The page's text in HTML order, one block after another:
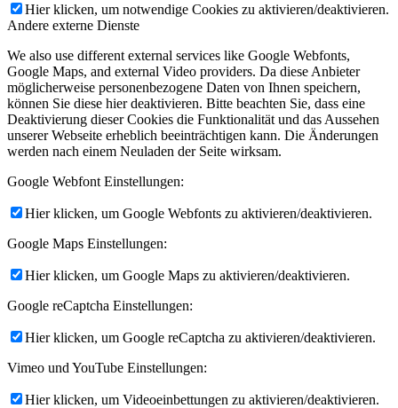
Hier klicken, um notwendige Cookies zu aktivieren/deaktivieren.
Andere externe Dienste
We also use different external services like Google Webfonts,
Google Maps, and external Video providers. Da diese Anbieter
möglicherweise personenbezogene Daten von Ihnen speichern,
können Sie diese hier deaktivieren. Bitte beachten Sie, dass eine
Deaktivierung dieser Cookies die Funktionalität und das Aussehen
unserer Webseite erheblich beeinträchtigen kann. Die Änderungen
werden nach einem Neuladen der Seite wirksam.
Google Webfont Einstellungen:
Hier klicken, um Google Webfonts zu aktivieren/deaktivieren.
Google Maps Einstellungen:
Hier klicken, um Google Maps zu aktivieren/deaktivieren.
Google reCaptcha Einstellungen:
Hier klicken, um Google reCaptcha zu aktivieren/deaktivieren.
Vimeo und YouTube Einstellungen:
Hier klicken, um Videoeinbettungen zu aktivieren/deaktivieren.